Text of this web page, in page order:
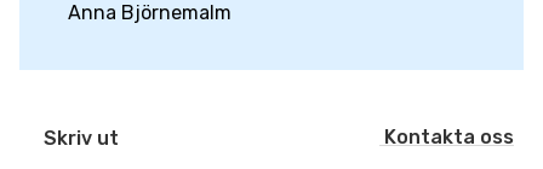
Anna Björnemalm
Skriv ut Kontakta oss